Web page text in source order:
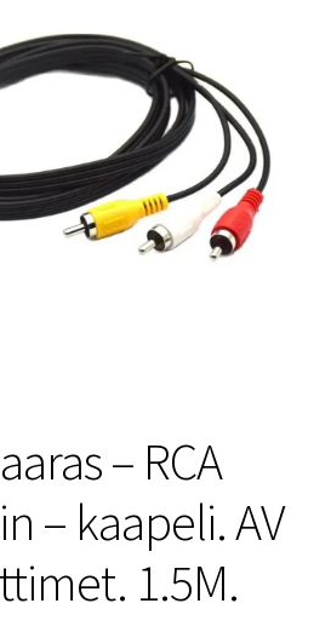
– RCA
– kaapeli. AV
1.5M.